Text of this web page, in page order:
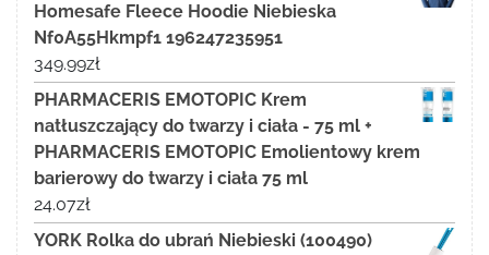
Homesafe Fleece Hoodie Niebieska
Nf0A55Hkmpf1 196247235951
349.99zł
PHARMACERIS EMOTOPIC Krem
natłuszczający do twarzy i ciała - 75 ml +
PHARMACERIS EMOTOPIC Emolientowy krem
barierowy do twarzy i ciała 75 ml
24.07zł
YORK Rolka do ubrań Niebieski (100490)